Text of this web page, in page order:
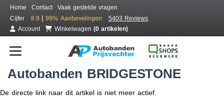
Home Contact
Vaak gestelde vragen
Cijfer
8.9 | 99% Aanbevelingen
5403 Reviews
Account
Winkelwagen (0 artikelen)
Autobanden BRIDGESTONE
De directe link naar dit artikel is niet meer actief.